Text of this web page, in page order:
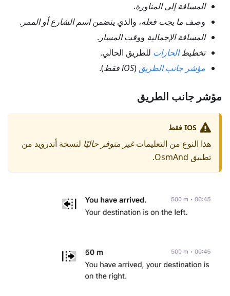
المسافة إلى المناورة.
وصف ما يجب فعله، والذي يتضمناسم الشارع أو الممر .
المسافة الإجمالية ووقت المسار .
تخطيطالحارات للطريق الحالي.
مؤشر جانب الطريق (iOS فقط ).
مؤشر جانب الطريق
IOS فقط
هذا النوع من التعليماتغير متوفر حاليًا لنسخة أندرويد من
تطبيق OsmAnd.